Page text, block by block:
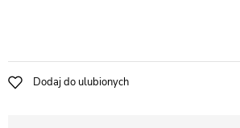
Dodaj do ulubionych